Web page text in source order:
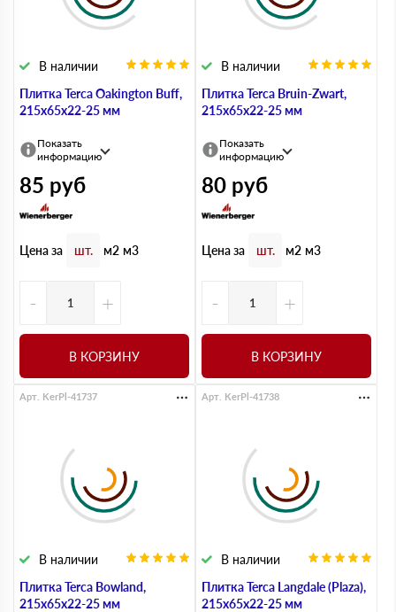
Плитка Terca Oakington Buff,
215х65х22-25 мм
В наличии
Показать
информацию
85 руб
Цена за шт. м2 м3
- +
В КОРЗИНУ
Плитка Terca Bruin-Zwart,
215х65х22-25 мм
В наличии
Показать
информацию
80 руб
Цена за шт. м2 м3
- +
В КОРЗИНУ
Плитка Terca Bowland,
215х65х22-25 мм
В наличии
Арт. KerPl-41737
Плитка Terca Langdale (Plaza),
215х65х22-25 мм
В наличии
Арт. KerPl-41738